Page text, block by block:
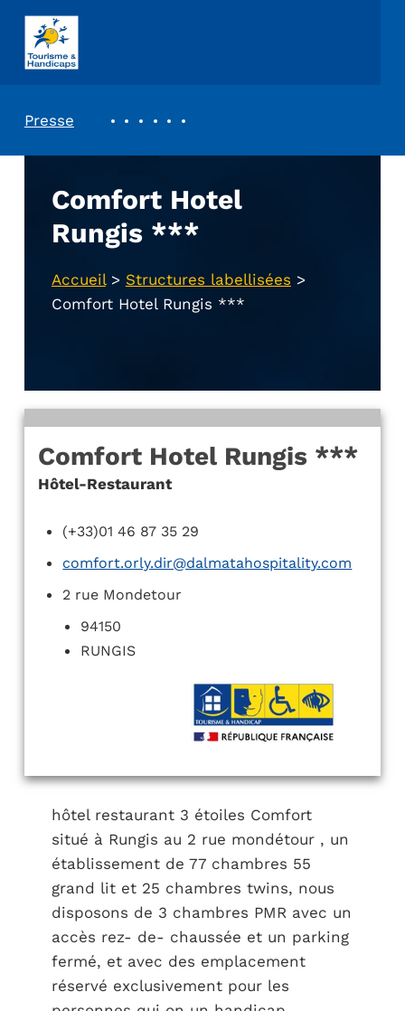
ASSOCIATION TOURISME ET HANDICAPS
Presse
Comfort Hotel
Rungis ***
Accueil> Structures labellisées >
Comfort Hotel Rungis ***
Comfort Hotel Rungis ***
Hôtel-Restaurant
(+33)01 46 87 35 29
comfort.orly.dir@dalmatahospitality.com
2 rue Mondetour
94150
RUNGIS
hôtel restaurant 3 étoiles Comfort
situé à Rungis au 2 rue mondétour , un
établissement de 77 chambres 55
grand lit et 25 chambres twins, nous
disposons de 3 chambres PMR avec un
accès rez- de- chaussée et un parking
fermé, et avec des emplacement
réservé exclusivement pour les